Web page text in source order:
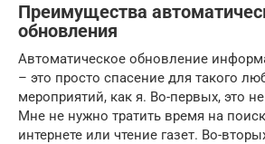
Преимущества
обновления
Автоматическое обновление
– это просто спасение для такого
мероприятий, как я. Во-первых, это
Мне не нужно тратить время на
интернете или чтение газет. Во-